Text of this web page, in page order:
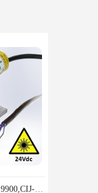
CIJ-13400,CIJ13400,CIJ19900,CIJ-19200,CIJI3500Y转速传感器